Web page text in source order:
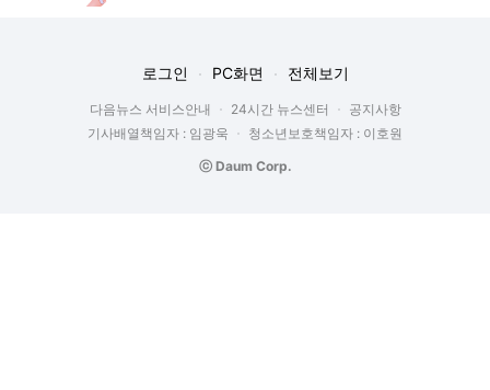
로그인 PC화면 전체보기
다음뉴스 서비스안내 24시간 뉴스센터
공지사항
기사배열책임자 : 임광욱
청소년보호책임자 : 이호원
ⓒ Daum Corp.